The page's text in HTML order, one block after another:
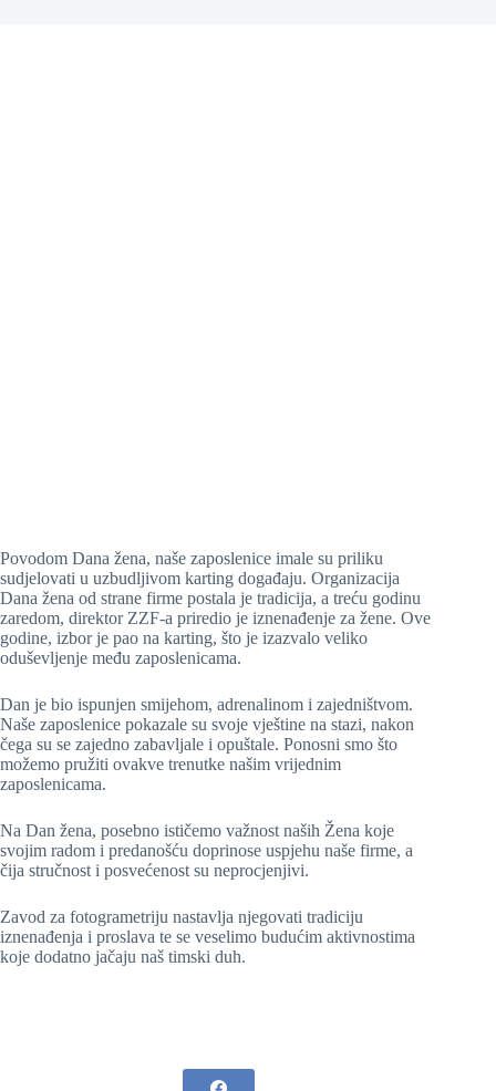
Povodom Dana žena, naše zaposlenice imale su priliku
sudjelovati u uzbudljivom karting događaju. Organizacija
Dana žena od strane firme postala je tradicija, a treću godinu
zaredom, direktor ZZF-a priredio je iznenađenje za žene. Ove
godine, izbor je pao na karting, što je izazvalo veliko
oduševljenje među zaposlenicama.
Dan je bio ispunjen smijehom, adrenalinom i zajedništvom.
Naše zaposlenice pokazale su svoje vještine na stazi, nakon
čega su se zajedno zabavljale i opuštale. Ponosni smo što
možemo pružiti ovakve trenutke našim vrijednim
zaposlenicama.
Na Dan žena, posebno ističemo važnost naših Žena koje
svojim radom i predanošću doprinose uspjehu naše firme, a
čija stručnost i posvećenost su neprocjenjivi.
Zavod za fotogrametriju nastavlja njegovati tradiciju
iznenađenja i proslava te se veselimo budućim aktivnostima
koje dodatno jačaju naš timski duh.